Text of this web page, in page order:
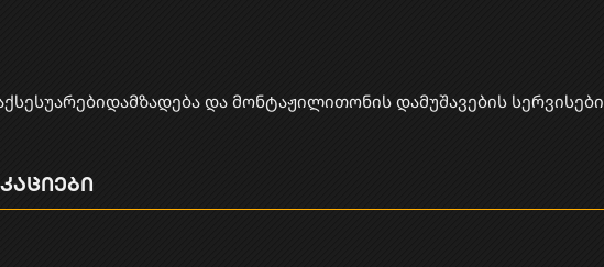
დამზადება და მონტაჟი​ლითონის დამუშავების სერვისები